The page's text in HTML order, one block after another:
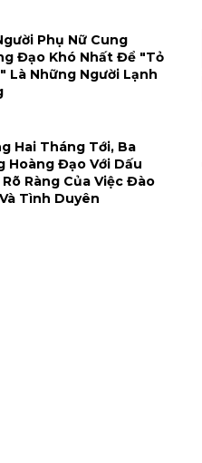
Phụ Nữ Cung
Đạo Khó Nhất Để "tỏ
Là Những Người Lạnh
Hai Tháng Tới, Ba
Hoàng Đạo Với Dấu
Rõ Ràng Của Việc Đào
Tình Duyên